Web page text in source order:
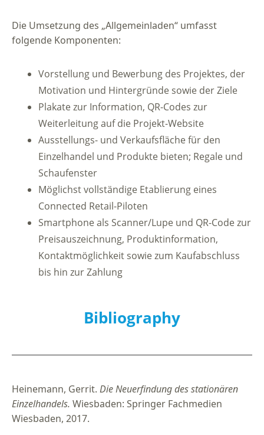
Die Umsetzung des „Allgemeinladen“ umfasst
folgende Komponenten:
Vorstellung und Bewerbung des Projektes, der
Motivation und Hintergründe sowie der Ziele
Plakate zur Information, QR-Codes zur
Weiterleitung auf die Projekt-Website
Ausstellungs- und Verkaufsfläche für den
Einzelhandel und Produkte bieten; Regale und
Schaufenster
Möglichst vollständige Etablierung eines
Connected Retail-Piloten
Smartphone als Scanner/Lupe und QR-Code zur
Preisauszeichnung, Produktinformation,
Kontaktmöglichkeit sowie zum Kaufabschluss
bis hin zur Zahlung
Bibliography
Heinemann, Gerrit. Die Neuerfindung des stationären
Einzelhandels. Wiesbaden: Springer Fachmedien
Wiesbaden, 2017.